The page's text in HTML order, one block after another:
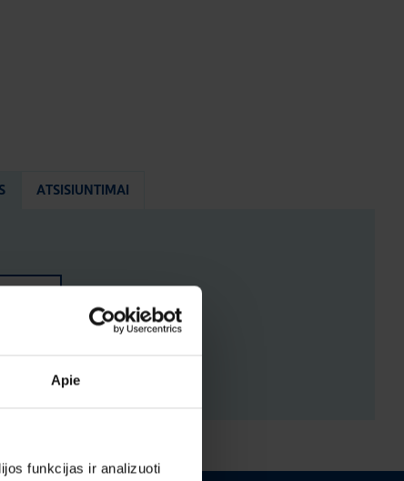
Apie
funkcijas ir analizuoti
ATSISIUNTIMAI